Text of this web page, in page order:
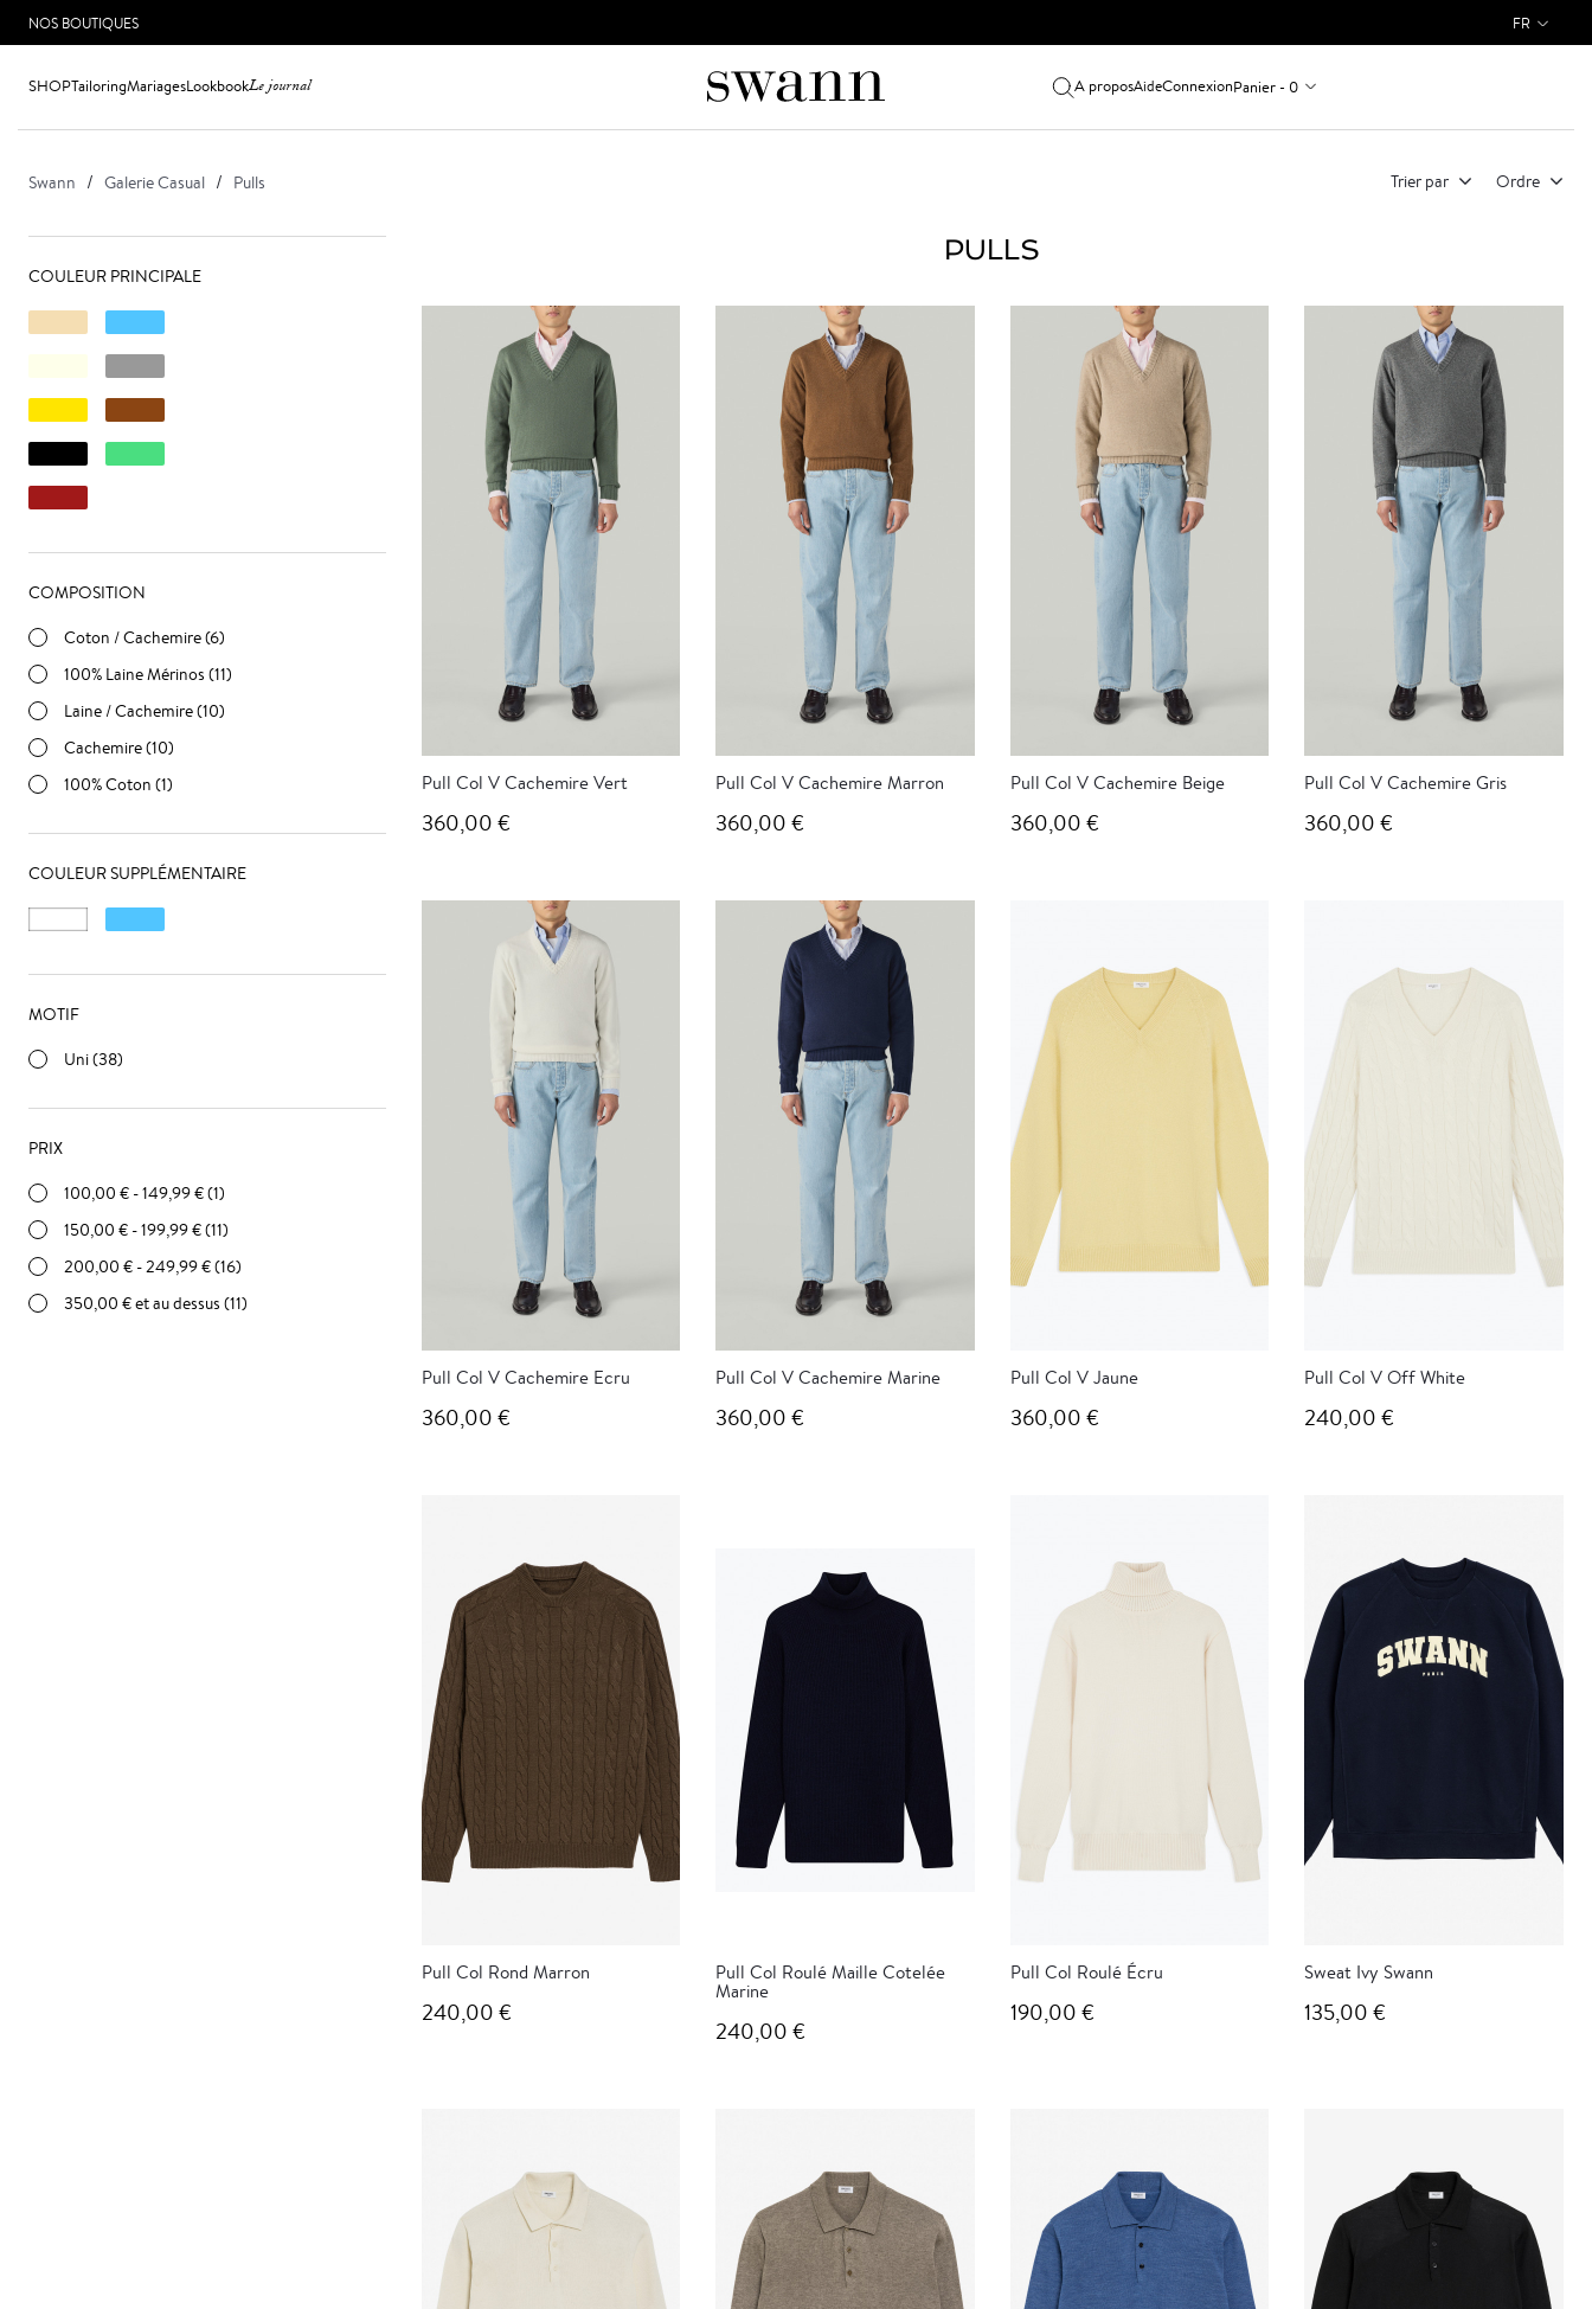
NOS BOUTIQUES FR
SHOPTailoringMariagesLookbookLe journal A proposAideConnexionPanier - 0
Swann Galerie Casual Pulls
COULEUR PRINCIPALE
COMPOSITION
Coton / Cachemire (6)
100% Laine Mérinos (11)
Laine / Cachemire (10)
Cachemire (10)
100% Coton (1)
COULEUR SUPPLÉMENTAIRE
MOTIF
Uni (38)
PRIX
100,00 € -149,99 €(1)
150,00 € -199,99 €(11)
200,00 € -249,99 €(16)
350,00 €et au dessus (11)
Trier par Ordre
PULLS
Pull Col V Cachemire Vert
360,00 €
Pull Col V Cachemire Marron
360,00 €
Pull Col V Cachemire Beige
360,00 €
Pull Col V Cachemire Gris
360,00 €
Pull Col V Cachemire Ecru
360,00 €
Pull Col V Cachemire Marine
360,00 €
Pull Col V Jaune
360,00 €
Pull Col V Off White
240,00 €
Pull Col Rond Marron
240,00 €
Pull Col Roulé Maille Cotelée
Marine
240,00 €
Pull Col Roulé Écru
190,00 €
Sweat Ivy Swann
135,00 €